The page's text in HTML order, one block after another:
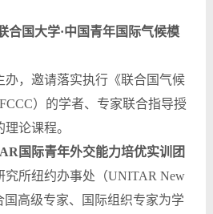
合国大学·中国青年国际气候模
办，邀请落实执行《联合国气候
）的学者、专家联合指导授
论课程。
国际青年外交能力培优实训团
究所纽约办事处（UNITAR New
国高级专家、国际组织专家为学